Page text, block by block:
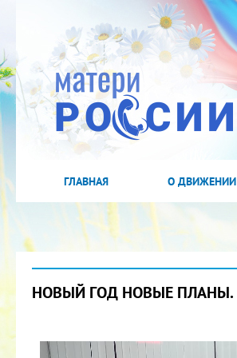
ГЛАВНАЯ О ДВИЖЕНИИ
НОВЫЙ ГОД НОВЫЕ ПЛАНЫ.